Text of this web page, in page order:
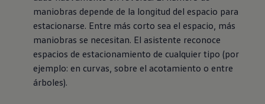
maniobras depende de la longitud del espacio para
estacionarse. Entre más corto sea el espacio, más
maniobras se necesitan. El asistente reconoce
espacios de estacionamiento de cualquier tipo (por
ejemplo: en curvas, sobre el acotamiento o entre
árboles).